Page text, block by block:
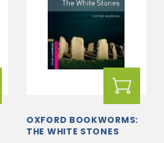
OXFORD BOOKWORMS:
THE WHITE STONES